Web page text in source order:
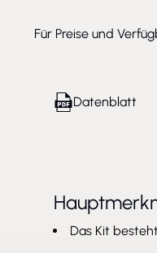
Für Preise und
Datenblatt
Das Kit